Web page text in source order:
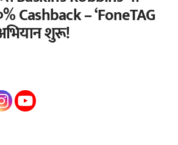
Cashback – ‘FoneTAG
शुरू!